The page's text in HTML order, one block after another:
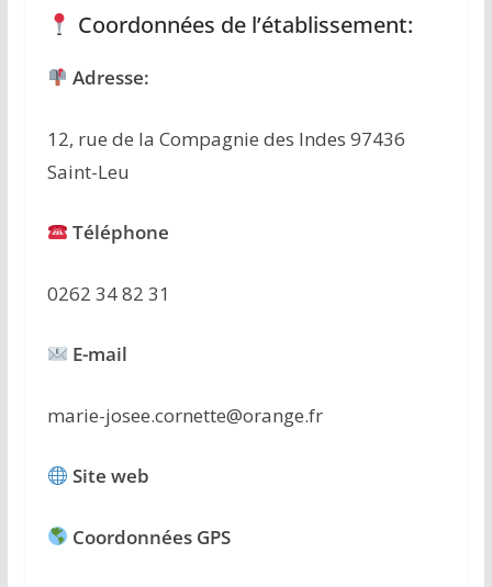
Coordonnées de l’établissement:
Adresse:
12, rue de la Compagnie des Indes 97436
Saint-Leu
Téléphone
0262 34 82 31
E-mail
marie-josee.cornette@orange.fr
Site web
Coordonnées GPS